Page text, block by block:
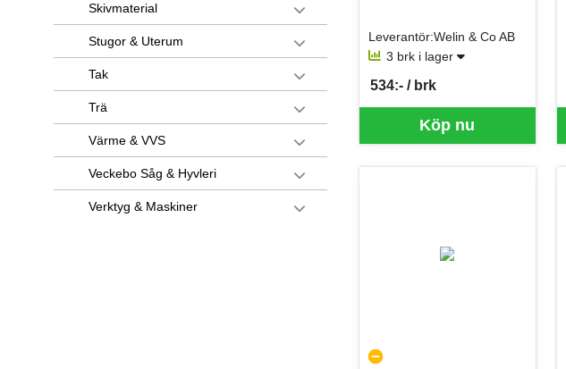
Skivmaterial
Stugor & Uterum
Tak
Trä
Värme & VVS
Veckebo Såg & Hyvleri
Verktyg & Maskiner
Leverantör:Welin & Co AB
3 brk i lager
Köp nu
534:- / brk
SEK per BRK